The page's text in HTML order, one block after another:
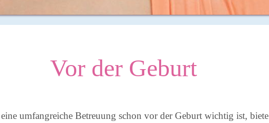
Vor der Geburt
umfangreiche Betreuung schon vor der Geburt wichtig ist, biete